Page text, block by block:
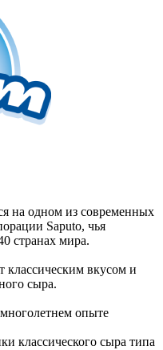
на одном из современных
Saputo, чья
странах мира.
классическим вкусом и
сыра.
опыте
классического сыра типа